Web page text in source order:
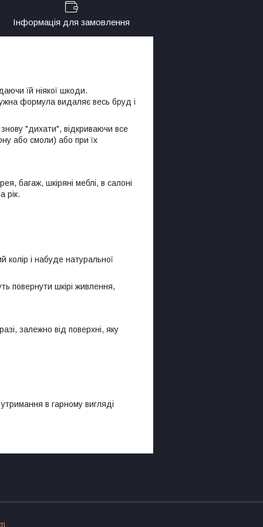
Інформація для замовлення
їй ніякої шкоди.
формула видаляє весь бруд і
"дихати", відкриваючи все
або смоли) або при їх
багаж, шкіряні меблі, в салоні
рік.
колір і набуде натуральної
повернути шкірі живлення,
залежно від поверхні, яку
в гарному вигляді